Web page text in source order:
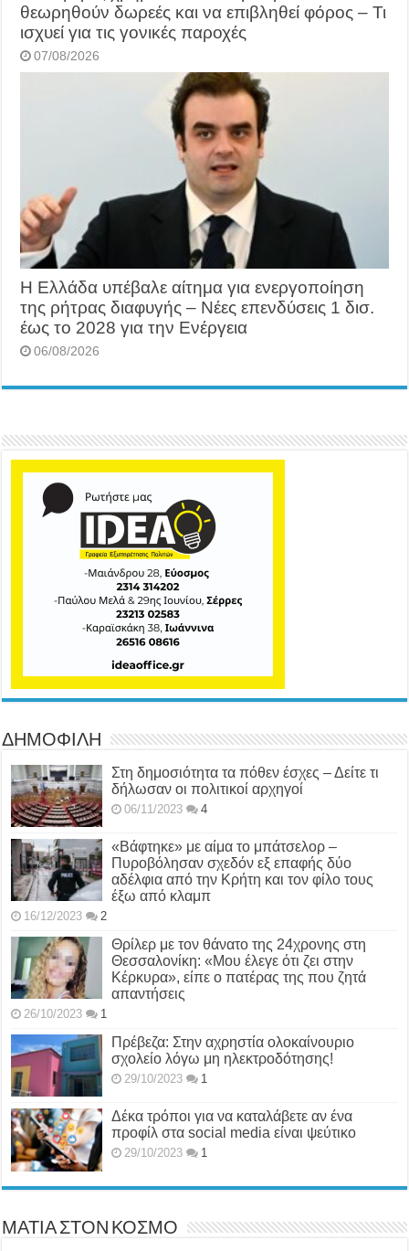
θεωρηθούν δωρεές και να επιβληθεί φόρος – Τι
ισχυεί για τις γονικές παροχές
07/08/2026
Η Ελλάδα υπέβαλε αίτημα για ενεργοποίηση
της ρήτρας διαφυγής – Νέες επενδύσεις 1 δισ.
έως το 2028 για την Ενέργεια
06/08/2026
ΔΗΜΟΦΙΛΗ
Στη δημοσιότητα τα πόθεν έσχες – Δείτε τι
δήλωσαν οι πολιτικοί αρχηγοί
06/11/2023 4
«Βάφτηκε» με αίμα το μπάτσελορ –
Πυροβόλησαν σχεδόν εξ επαφής δύο
αδέλφια από την Κρήτη και τον φίλο τους
έξω από κλαμπ
16/12/2023 2
Θρίλερ με τον θάνατο της 24χρονης στη
Θεσσαλονίκη: «Μου έλεγε ότι ζει στην
Κέρκυρα», είπε ο πατέρας της που ζητά
απαντήσεις
26/10/2023 1
Πρέβεζα: Στην αχρηστία ολοκαίνουριο
σχολείο λόγω μη ηλεκτροδότησης!
29/10/2023 1
Δέκα τρόποι για να καταλάβετε αν ένα
προφίλ στα social media είναι ψεύτικο
29/10/2023 1
ΜΑΤΙΑ ΣΤΟΝ ΚΟΣΜΟ